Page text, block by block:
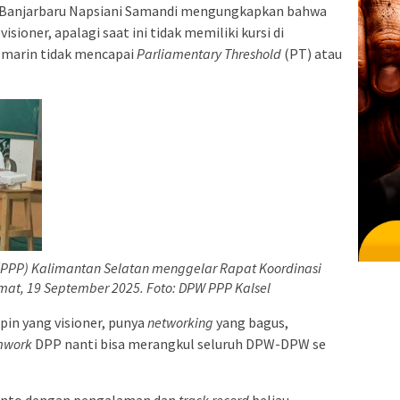
Napsiani Samandi mengungkapkan bahwa
apalagi saat ini tidak memiliki kursi di
tidak mencapai Parliamentary Threshold (PT) atau
Kalimantan Selatan menggelar Rapat Koordinasi
19 September 2025. Foto: DPW PPP Kalsel
yang visioner, punya networking yang bagus,
DPP nanti bisa merangkul seluruh DPW-DPW se